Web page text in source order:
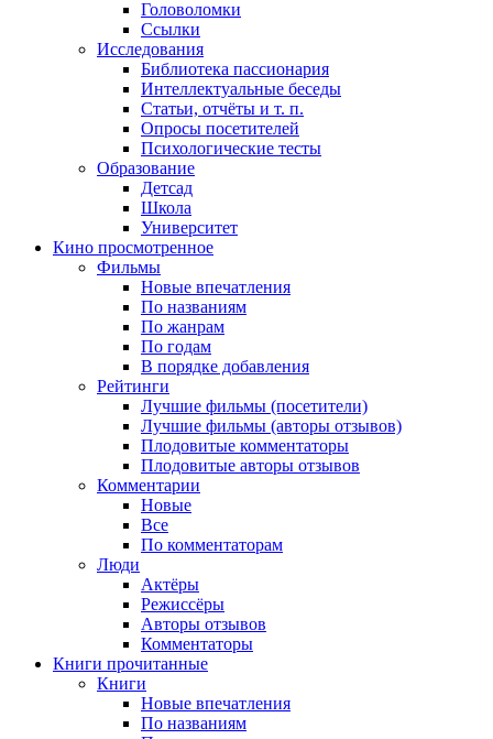
Головоломки
Ссылки
Исследования
Библиотека пассионария
Интеллектуальные беседы
Статьи, отчёты и т. п.
Опросы посетителей
Психологические тесты
Образование
Детсад
Школа
Университет
Кино просмотренное
Фильмы
Новые впечатления
По названиям
По жанрам
По годам
В порядке добавления
Рейтинги
Лучшие фильмы (посетители)
Лучшие фильмы (авторы отзывов)
Плодовитые комментаторы
Плодовитые авторы отзывов
Комментарии
Новые
Все
По комментаторам
Люди
Актёры
Режиссёры
Авторы отзывов
Комментаторы
Книги прочитанные
Книги
Новые впечатления
По названиям